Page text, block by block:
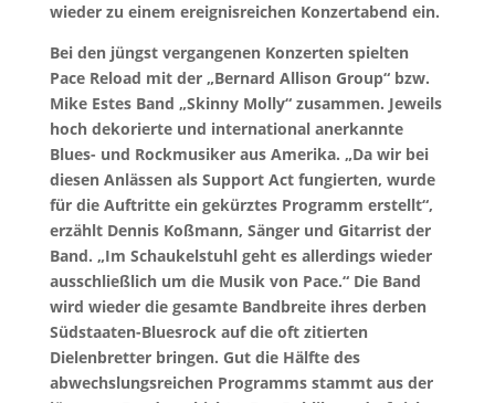
wieder zu einem ereignisreichen Konzertabend ein.
Bei den jüngst vergangenen Konzerten spielten
Pace Reload mit der „Bernard Allison Group“ bzw.
Mike Estes Band „Skinny Molly“ zusammen. Jeweils
hoch dekorierte und international anerkannte
Blues- und Rockmusiker aus Amerika. „Da wir bei
diesen Anlässen als Support Act fungierten, wurde
für die Auftritte ein gekürztes Programm erstellt“,
erzählt Dennis Koßmann, Sänger und Gitarrist der
Band. „Im Schaukelstuhl geht es allerdings wieder
ausschließlich um die Musik von Pace.“ Die Band
wird wieder die gesamte Bandbreite ihres derben
Südstaaten-Bluesrock auf die oft zitierten
Dielenbretter bringen. Gut die Hälfte des
abwechslungsreichen Programms stammt aus der